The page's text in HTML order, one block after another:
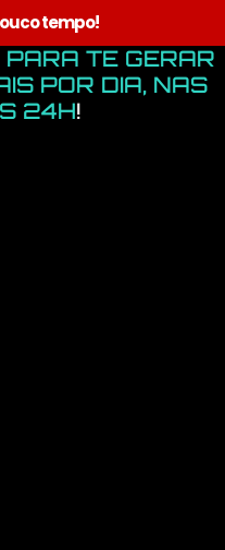
tempo!
PARA TE GERAR
POR DIA, NAS
24H!